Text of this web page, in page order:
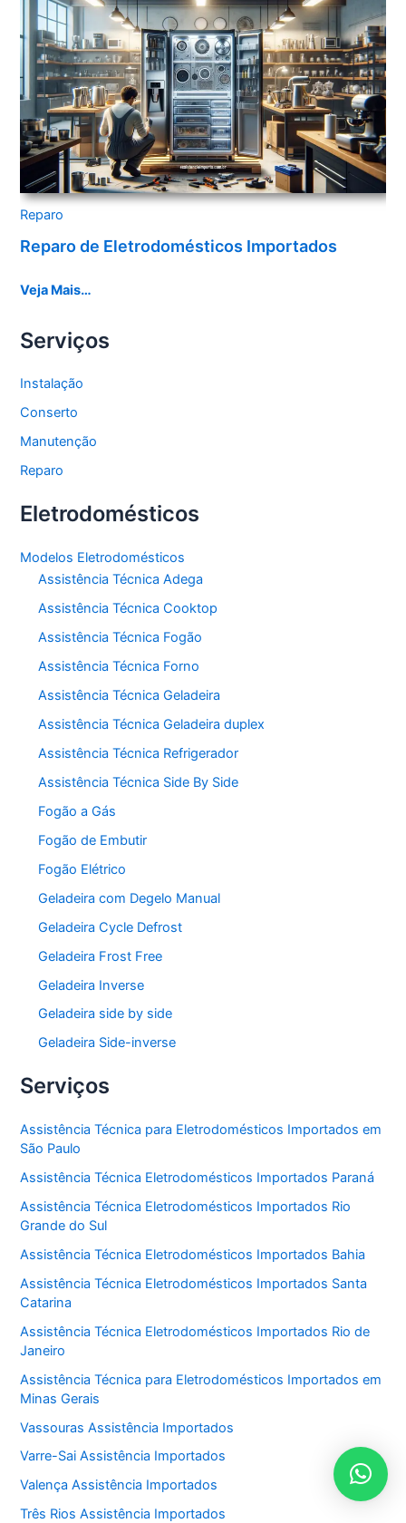
Reparo
Reparo de Eletrodomésticos Importados
Veja Mais…
Serviços
Instalação
Conserto
Manutenção
Reparo
Eletrodomésticos
Modelos Eletrodomésticos
Assistência Técnica Adega
Assistência Técnica Cooktop
Assistência Técnica Fogão
Assistência Técnica Forno
Assistência Técnica Geladeira
Assistência Técnica Geladeira duplex
Assistência Técnica Refrigerador
Assistência Técnica Side By Side
Fogão a Gás
Fogão de Embutir
Fogão Elétrico
Geladeira com Degelo Manual
Geladeira Cycle Defrost
Geladeira Frost Free
Geladeira Inverse
Geladeira side by side
Geladeira Side-inverse
Serviços
Assistência Técnica para Eletrodomésticos Importados em
São Paulo
Assistência Técnica Eletrodomésticos Importados Paraná
Assistência Técnica Eletrodomésticos Importados Rio
Grande do Sul
Assistência Técnica Eletrodomésticos Importados Bahia
Assistência Técnica Eletrodomésticos Importados Santa
Catarina
Assistência Técnica Eletrodomésticos Importados Rio de
Janeiro
Assistência Técnica para Eletrodomésticos Importados em
Minas Gerais
Vassouras Assistência Importados
Varre-Sai Assistência Importados
Valença Assistência Importados
Três Rios Assistência Importados